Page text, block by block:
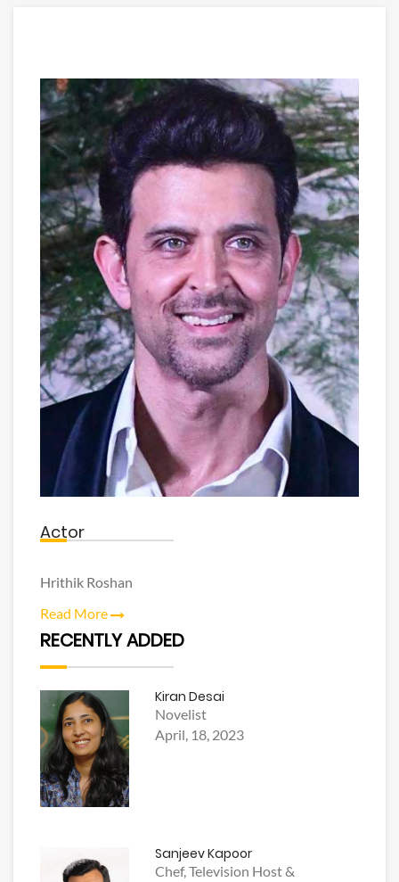
Actor
Hrithik Roshan
Read More
RECENTLY ADDED
Kiran Desai
Novelist
April, 18, 2023
Sanjeev Kapoor
Chef, Television Host &